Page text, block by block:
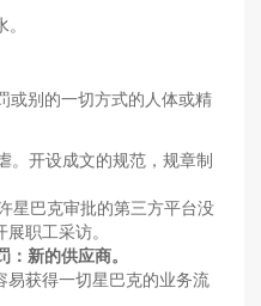
别的一切方式的人体或精
开设成文的规范，规章制
巴克审批的第三方平台没
职工采访。
新的供应商。
获得一切星巴克的业务流